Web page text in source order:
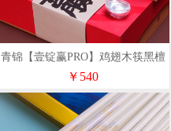
青锦【壹锭赢PRO】鸡翅木筷黑檀
木筷生肖酒杯元宝商务定制礼盒
￥540